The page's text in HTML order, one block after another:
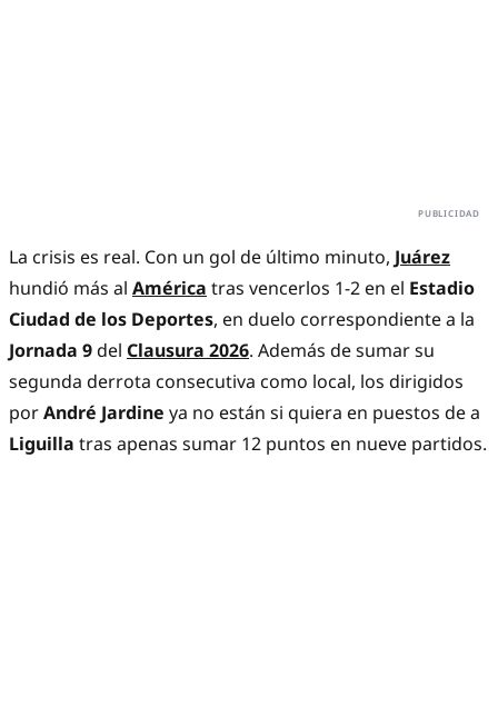
La crisis es real. Con un gol de último minuto, Juárez
hundió más al América tras vencerlos 1-2 en el Estadio
Ciudad de los Deportes, en duelo correspondiente a la
Jornada 9del Clausura 2026. Además de sumar su
segunda derrota consecutiva como local, los dirigidos
porAndré Jardine ya no están si quiera en puestos de a
Liguilla tras apenas sumar 12 puntos en nueve partidos.